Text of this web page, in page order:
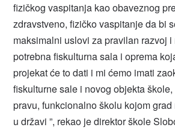
fizičkog vaspitanja kao obaveznog
zdravstveno, fizičko vaspitanje da bi
maksimalni uslovi za pravilan razvoj i
potrebna fiskulturna sala i oprema
projekat će to dati i mi ćemo imati
fiskulturne sale i novog objekta
pravu, funkcionalno školu kojom
u državi ”, rekao je direktor škole